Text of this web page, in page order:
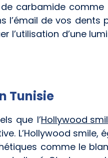
carbamide
l’émail de vos
d’une
Tunisie
que l’Hollywood
L’Hollywood
comme le